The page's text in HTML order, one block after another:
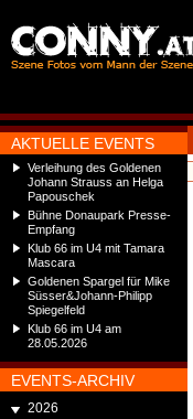
AKTUELLE EVENTS
Verleihung des Goldenen
Johann Strauss an Helga
Papouschek
Bühne Donaupark Presse-
Empfang
Klub 66 im U4 mit Tamara
Mascara
Goldenen Spargel für Mike
Süsser&Johann-Philipp
Spiegelfeld
Klub 66 im U4 am
28.05.2026
EVENTS-ARCHIV
2026